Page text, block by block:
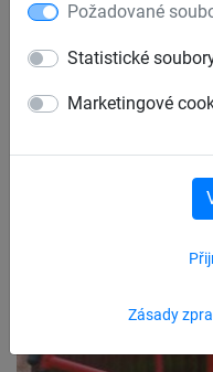
Požadované
Statistické
Marketingové
Zásady
Otáčecí